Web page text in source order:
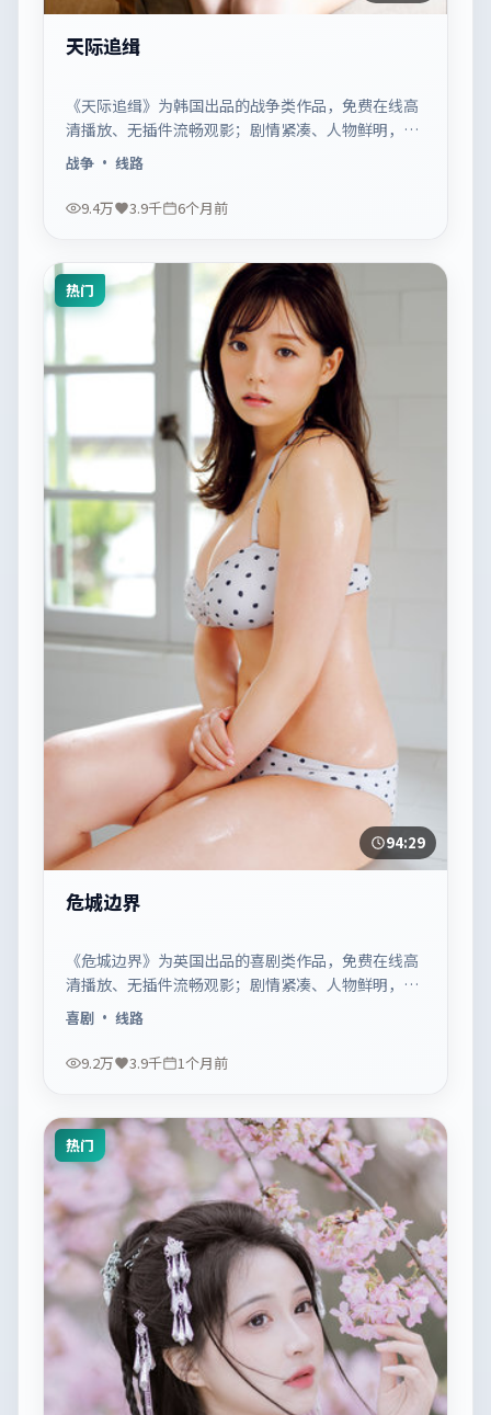
天际追缉
《天际追缉》为韩国出品的战争类作品，免费在线高
清播放、无插件流畅观影；剧情紧凑、人物鲜明，适
合休闲一口气追看。
战争· 线路
9.4万 3.9千 6个月前
热门
94:29
危城边界
《危城边界》为英国出品的喜剧类作品，免费在线高
清播放、无插件流畅观影；剧情紧凑、人物鲜明，适
合休闲一口气追看。
喜剧· 线路
9.2万 3.9千 1个月前
热门